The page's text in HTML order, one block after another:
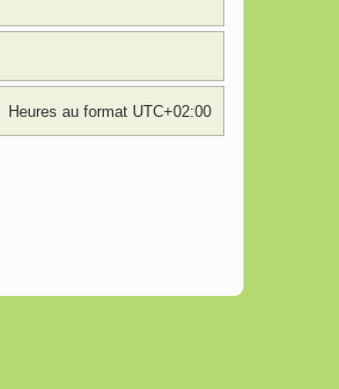
Heures au format UTC+02:00